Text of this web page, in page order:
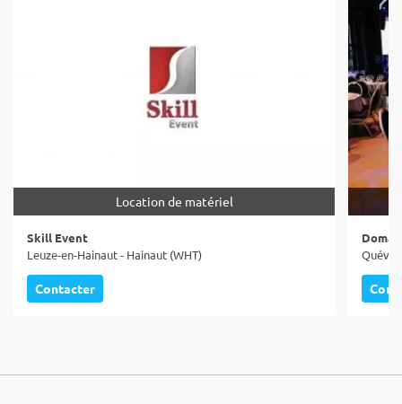
Location de matériel
Skill Event
Leuze-en-Hainaut - Hainaut (WHT)
Contacter
Quévy